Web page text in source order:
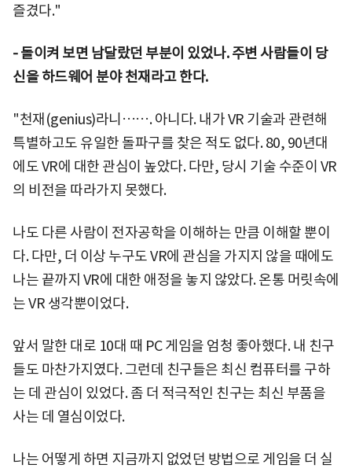
즐겼다."
- 돌이켜 보면 남달랐던 부분이 있었나. 주변 사람들이 당
신을 하드웨어 분야 천재라고 한다.
"천재(genius)라니……. 아니다. 내가 VR 기술과 관련해
특별하고도 유일한 돌파구를 찾은 적도 없다. 80, 90년대
에도 VR에 대한 관심이 높았다. 다만, 당시 기술 수준이 VR
의 비전을 따라가지 못했다.
나도 다른 사람이 전자공학을 이해하는 만큼 이해할 뿐이
다. 다만, 더 이상 누구도 VR에 관심을 가지지 않을 때에도
나는 끝까지 VR에 대한 애정을 놓지 않았다. 온통 머릿속에
는 VR 생각뿐이었다.
앞서 말한 대로 10대 때 PC 게임을 엄청 좋아했다. 내 친구
들도 마찬가지였다. 그런데 친구들은 최신 컴퓨터를 구하
는 데 관심이 있었다. 좀 더 적극적인 친구는 최신 부품을
사는 데 열심이었다.
나는 어떻게 하면 지금까지 없었던 방법으로 게임을 더 실